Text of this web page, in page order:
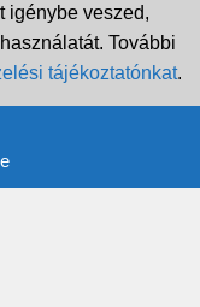
igénybe veszed,
További
tájékoztatónkat.